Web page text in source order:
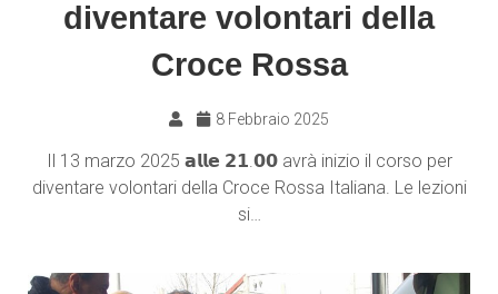
diventare volontari della
Croce Rossa
8 Febbraio 2025
Il 13 marzo 2025 𝗮𝗹𝗹𝗲 𝟮𝟭.𝟬𝟬 avrà inizio il corso per
diventare volontari della Croce Rossa Italiana. Le lezioni
si…